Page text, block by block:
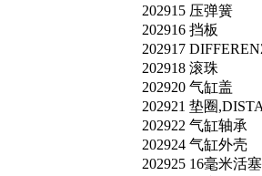
202915 压弹簧
202916 挡板
202917
202918 滚珠
202920 气缸盖
202921 垫圈
202922 气缸轴
202924 气缸外
202925 16毫米活